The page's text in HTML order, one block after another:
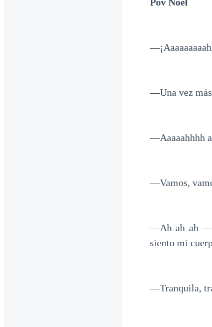
—Una vez
—Aaaaahhhh
—Vamos,
—Ah ah ah
siento mi
—Tranquila,